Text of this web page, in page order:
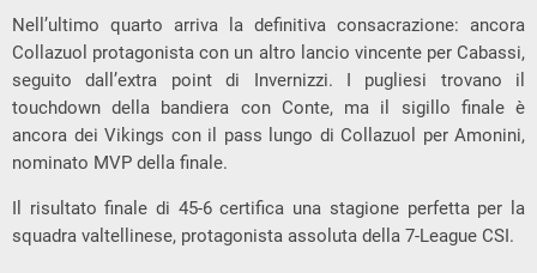
Nell’ultimo quarto arriva la definitiva consacrazione: ancora
Collazuol protagonista con un altro lancio vincente per Cabassi,
seguito dall’extra point di Invernizzi. I pugliesi trovano il
touchdown della bandiera con Conte, ma il sigillo finale è
ancora dei Vikings con il pass lungo di Collazuol per Amonini,
nominato MVP della finale.
Il risultato finale di 45-6 certifica una stagione perfetta per la
squadra valtellinese, protagonista assoluta della 7-League CSI.